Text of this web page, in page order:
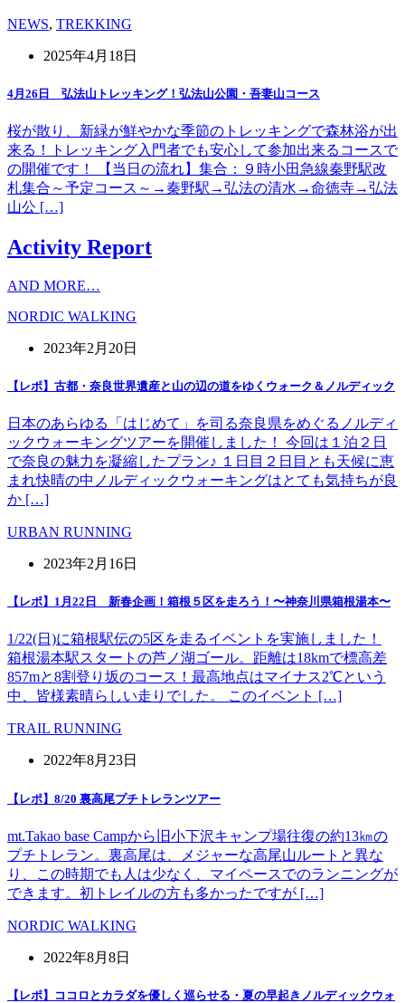
NEWS, TREKKING
2025年4月18日
4月26日 弘法山トレッキング！弘法山公園・吾妻山コース
桜が散り、新緑が鮮やかな季節のトレッキングで森林浴が出
来る！トレッキング入門者でも安心して参加出来るコースで
の開催です！ 【当日の流れ】集合：９時小田急線秦野駅改
札集合～予定コース～→秦野駅→弘法の清水→命徳寺→弘法
山公 […]
Activity Report
AND MORE…
NORDIC WALKING
2023年2月20日
【レポ】古都・奈良世界遺産と山の辺の道をゆくウォーク＆ノルディック
日本のあらゆる「はじめて」を司る奈良県をめぐるノルディ
ックウォーキングツアーを開催しました！ 今回は１泊２日
で奈良の魅力を凝縮したプラン♪ １日目２日目とも天候に恵
まれ快晴の中ノルディックウォーキングはとても気持ちが良
か […]
URBAN RUNNING
2023年2月16日
【レポ】1月22日 新春企画！箱根５区を走ろう！〜神奈川県箱根湯本〜
1/22(日)に箱根駅伝の5区を走るイベントを実施しました！
箱根湯本駅スタートの芦ノ湖ゴール。距離は18kmで標高差
857mと8割登り坂のコース！最高地点はマイナス2℃という
中、皆様素晴らしい走りでした。 このイベント […]
TRAIL RUNNING
2022年8月23日
【レポ】8/20 裏高尾プチトレランツアー
mt.Takao base Campから旧小下沢キャンプ場往復の約13㎞の
プチトレラン。裏高尾は、メジャーな高尾山ルートと異な
り、この時期でも人は少なく、マイペースでのランニングが
できます。初トレイルの方も多かったですが […]
NORDIC WALKING
2022年8月8日
【レポ】ココロとカラダを優しく巡らせる・夏の早起きノルディックウォ